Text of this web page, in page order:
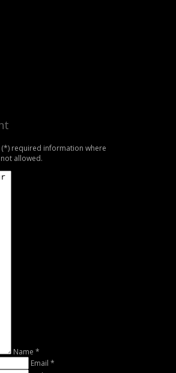
(*) required information where
allowed.
Name *
Email *